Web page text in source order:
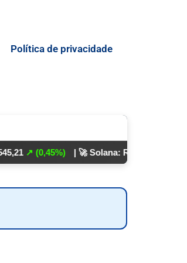
Política de privacidade
| 🚀 Solana: R$ 862,24↘ (0,01%)